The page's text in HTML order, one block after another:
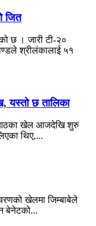
जित
छ । जारी टी-२०
श्रीलंकालाई ५१
छ तालिका
आठका खेल आजदेखि शुरु
थिए,...
खेलमा जिम्बाबेले
बेनेटको...